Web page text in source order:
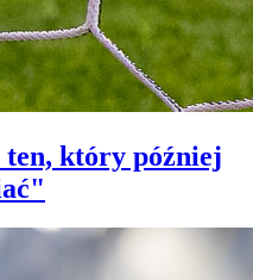
który później